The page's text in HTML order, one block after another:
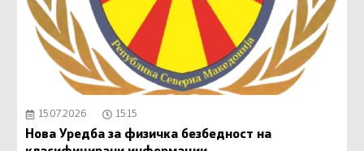
15.07.2026 15:15
Нова Уредба за физичка безбедност на